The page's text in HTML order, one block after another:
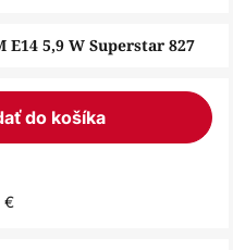
E14 5,9 W Superstar 827
do košíka
€